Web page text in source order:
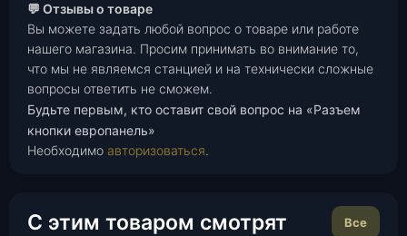
💬 Отзывы о товаре
Вы можете задать любой вопрос о товаре или работе
нашего магазина. Просим принимать во внимание то,
что мы не являемся станцией и на технически сложные
вопросы ответить не сможем.
Будьте первым, кто оставит свой вопрос на «Разъем
кнопки европанель»
Необходимо авторизоваться.
С этим товаром смотрят Все